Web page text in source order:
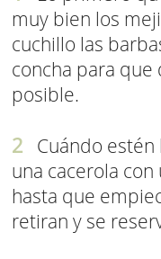
muy bien los
cuchillo las
concha para
posible.
Cuándo
una cacerola
hasta que
retiran y se